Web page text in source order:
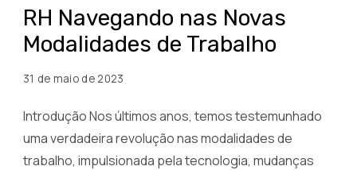
nas
Novas
de
Trabalho
RH Navegando nas Novas
Modalidades de Trabalho
31 de maio de 2023
Introdução Nos últimos anos, temos testemunhado
uma verdadeira revolução nas modalidades de
trabalho, impulsionada pela tecnologia, mudanças